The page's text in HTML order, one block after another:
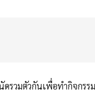
ดรวมตัวกันเพื่อทำกิจกร